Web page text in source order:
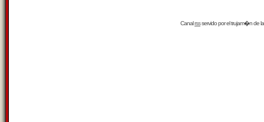
Canalrssservido por eltrujam�nde